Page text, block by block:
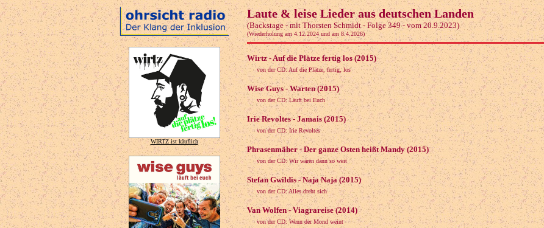
WIRTZ ist käuflich
Laute & leise Lieder aus deutschen Landen
(Backstage - mit Thorsten Schmidt - Folge 349 - vom 20.9.2023)
(Wiederholung am 4.12.2024 und am 8.4.2026)
Wirtz - Auf die Plätze fertig los (2015)
von der CD: Auf die Plätze, fertig, los
Wise Guys - Warten (2015)
von der CD: Läuft bei Euch
Irie Revoltes - Jamais (2015)
von der CD: Irie Revoltes
Phrasenmäher - Der ganze Osten heißt Mandy (2015)
von der CD: Wir wären dann so weit
Stefan Gwildis - Naja Naja (2015)
von der CD: Alles dreht sich
Van Wolfen - Viagrareise (2014)
von der CD: Wenn der Mond weint